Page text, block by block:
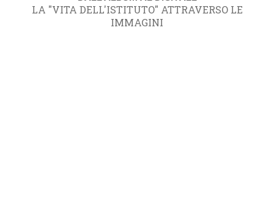
LA "VITA DELL'ISTITUTO" ATTRAVERSO LE
IMMAGINI